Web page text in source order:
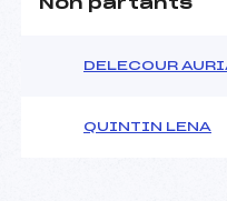
Non partants
DELECOUR
QUINTIN LENA